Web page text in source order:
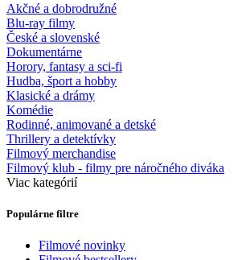
Akčné a dobrodružné
Blu-ray filmy
České a slovenské
Dokumentárne
Horory, fantasy a sci-fi
Hudba, šport a hobby
Klasické a drámy
Komédie
Rodinné, animované a detské
Thrillery a detektívky
Filmový merchandise
Filmový klub - filmy pre náročného diváka
Viac kategórií
Populárne filtre
Filmové novinky